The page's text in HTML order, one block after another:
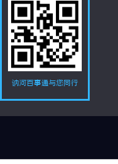
讷河百事通与您同行